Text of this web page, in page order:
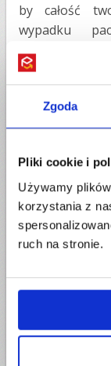
Zgoda
Pliki cookie i
Używamy
korzystania z
ruch na stronie.
by całość
wypadku
Pozostałą
rodzaju
powietrzne
stare gazety -
koc czy inny
kartonie
chronią
odkształcenia
Folia stretch